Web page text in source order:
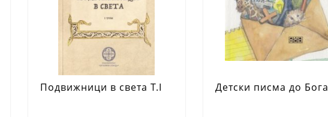
Подвижници в света Т.I Детски писма до Бога